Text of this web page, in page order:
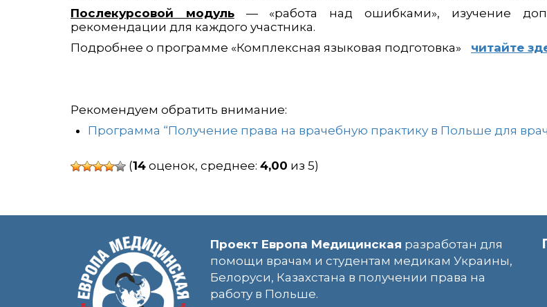
Послекурсовой модуль— «работа над ошибками», изучение
рекомендации для каждого участника.
Подробнее о программе «Комплексная языковая подготовка»
читайте
Рекомендуем обратить внимание:
Программа “Получение права на врачебную практику в Польше для
(14 оценок, среднее: 4,00 из 5)
Проект Европа Медицинская разработан для
помощи врачам и студентам медикам Украины,
Белоруси, Казахстана в получении права на
работу в Польше.